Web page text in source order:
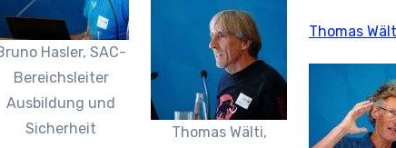
Hasler, SAC-
Bereichsleiter
Ausbildung und
Sicherheit
Thomas Wälti,
Thomas